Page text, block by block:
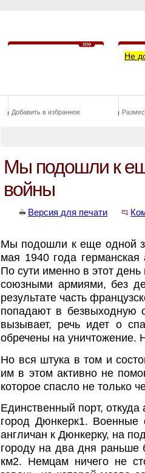
Не
Добавить в избранное
Мы подошли к
войны
Версия для печати
Мы подошли к еще одной
мая 1940 года
По сути именно в этот
союзными армиями, без
результате часть
попадают в безвыходную
вызывает, речь идет о
обречены на уничтожение.
Но вся штука в том и
им в этом активно не
которое спасло не только
Единственный порт,
город Дюнкерк1. Военные
англичан к Дюнкерку, на
городу на два дня раньше
км2. Немцам ничего не